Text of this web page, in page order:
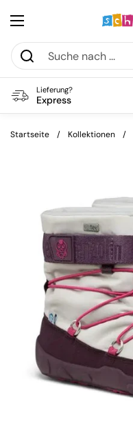
Menü öffnen
Lieferung?
Express
Startseite / Kollektionen /